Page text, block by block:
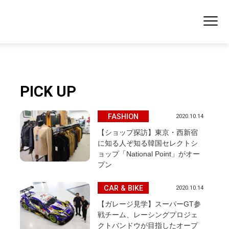
PICK UP
FASHION 2020.10.14
【ショップ探訪】東京・西新宿
に知る人ぞ知る韓国セレクトシ
ョップ「National Point」がオー
プン
CAR & BIKE 2020.10.14
【ガレージ見学】スーパーGT参
戦チーム、レーシングプロジェ
クトバンドウが目指したオープ